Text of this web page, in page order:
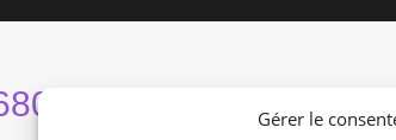
Gérer le